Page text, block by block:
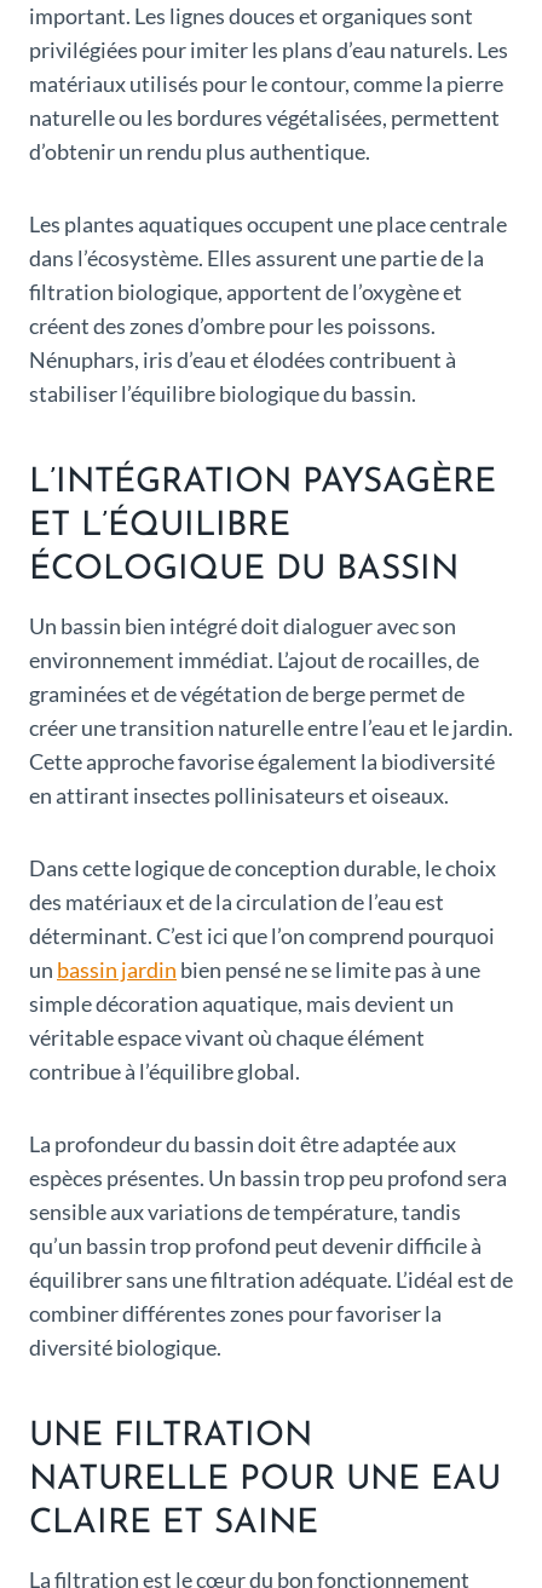
important. Les lignes douces et organiques sont
privilégiées pour imiter les plans d’eau naturels. Les
matériaux utilisés pour le contour, comme la pierre
naturelle ou les bordures végétalisées, permettent
d’obtenir un rendu plus authentique.
Les plantes aquatiques occupent une place centrale
dans l’écosystème. Elles assurent une partie de la
filtration biologique, apportent de l’oxygène et
créent des zones d’ombre pour les poissons.
Nénuphars, iris d’eau et élodées contribuent à
stabiliser l’équilibre biologique du bassin.
L’INTÉGRATION PAYSAGÈRE
ET L’ÉQUILIBRE
ÉCOLOGIQUE DU BASSIN
Un bassin bien intégré doit dialoguer avec son
environnement immédiat. L’ajout de rocailles, de
graminées et de végétation de berge permet de
créer une transition naturelle entre l’eau et le jardin.
Cette approche favorise également la biodiversité
en attirant insectes pollinisateurs et oiseaux.
Dans cette logique de conception durable, le choix
des matériaux et de la circulation de l’eau est
déterminant. C’est ici que l’on comprend pourquoi
un bassin jardin bien pensé ne se limite pas à une
simple décoration aquatique, mais devient un
véritable espace vivant où chaque élément
contribue à l’équilibre global.
La profondeur du bassin doit être adaptée aux
espèces présentes. Un bassin trop peu profond sera
sensible aux variations de température, tandis
qu’un bassin trop profond peut devenir difficile à
équilibrer sans une filtration adéquate. L’idéal est de
combiner différentes zones pour favoriser la
diversité biologique.
UNE FILTRATION
NATURELLE POUR UNE EAU
CLAIRE ET SAINE
La filtration est le cœur du bon fonctionnement